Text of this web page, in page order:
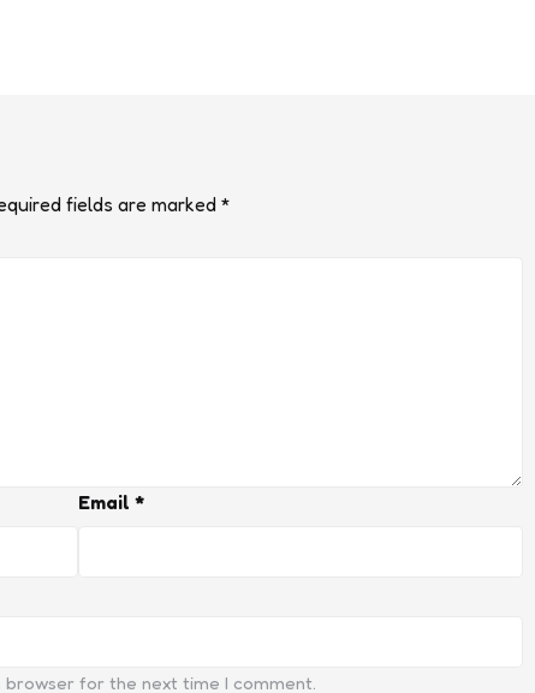
fields are marked *
Email *
for the next time I comment.